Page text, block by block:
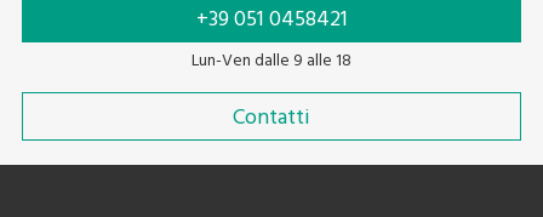
+39 051 0458421
Lun-Ven dalle 9 alle 18
Contatti